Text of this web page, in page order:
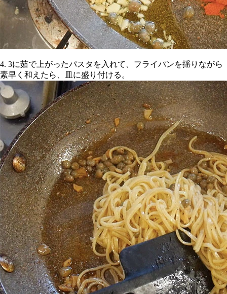
4. 3に茹で上がったパスタを入れて、フライパンを揺りながら
素早く和えたら、皿に盛り付ける。